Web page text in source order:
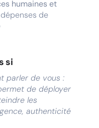
humaines et
de
si
parler de vous :
de déployer
les
authenticité